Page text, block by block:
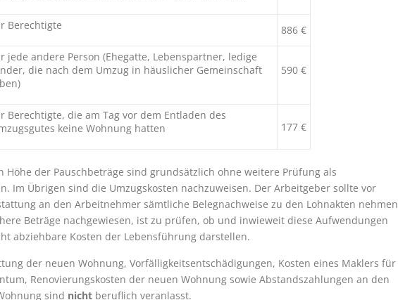
Berechtigte
886 €
jede andere Person (Ehegatte, Lebenspartner, ledige
die nach dem Umzug in häuslicher Gemeinschaft
590 €
Berechtigte, die am Tag vor dem Entladen des
keine Wohnung hatten
177 €
Höhe der Pauschbeträge sind grundsätzlich ohne weitere Prüfung als
Im Übrigen sind die Umzugskosten nachzuweisen. Der Arbeitgeber sollte vor
an den Arbeitnehmer sämtliche Belegnachweise zu den Lohnakten nehmen
Beträge nachgewiesen, ist zu prüfen, ob und inwieweit diese Aufwendungen
abziehbare Kosten der Lebensführung darstellen.
der neuen Wohnung, Vorfälligkeitsentschädigungen, Kosten eines Maklers für
Renovierungskosten der neuen Wohnung sowie Abstandszahlungen an den
sind nicht beruflich veranlasst.